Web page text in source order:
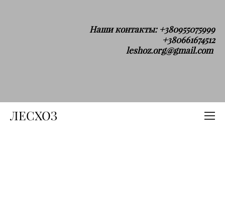
Наши контакты: +380955075999
+380661674512
leshoz.org@gmail.com
ЛЕСХОЗ